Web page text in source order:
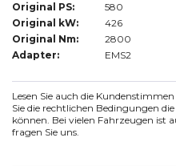
Original PS:
580
Original kW:
426
Original Nm:
2800
Adapter:
EMS2
Lesen Sie auch die
Sie die rechtlichen Bedingungen
können. Bei vielen Fahrzeugen ist
fragen Sie uns.